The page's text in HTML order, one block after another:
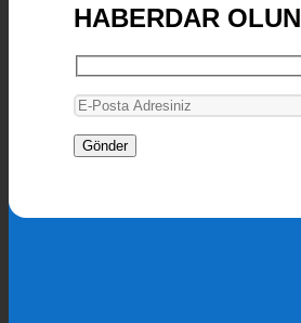
HABERDAR OLUN